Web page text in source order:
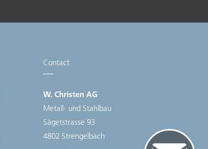
Contact
W. Christen AG
Metall- und Stahlbau
Sägetstrasse 93
4802 Strengelbach